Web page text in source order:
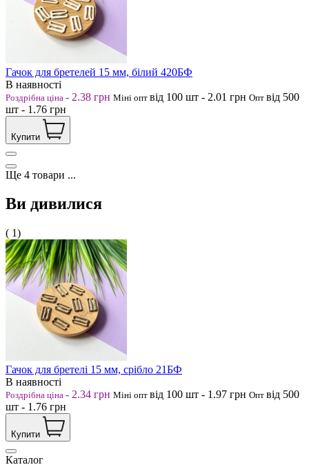
Гачок для бретелей 15 мм, білий 420БФ
В наявності
Роздрібна ціна - 2.38 грн Міні опт від 100 шт - 2.01 грн Опт від 500
шт - 1.76 грн
Купити
Ще 4 товари ...
Ви дивилися
( 1)
Гачок для бретелі 15 мм, срібло 21БФ
В наявності
Роздрібна ціна - 2.34 грн Міні опт від 100 шт - 1.97 грн Опт від 500
шт - 1.76 грн
Купити
Каталог